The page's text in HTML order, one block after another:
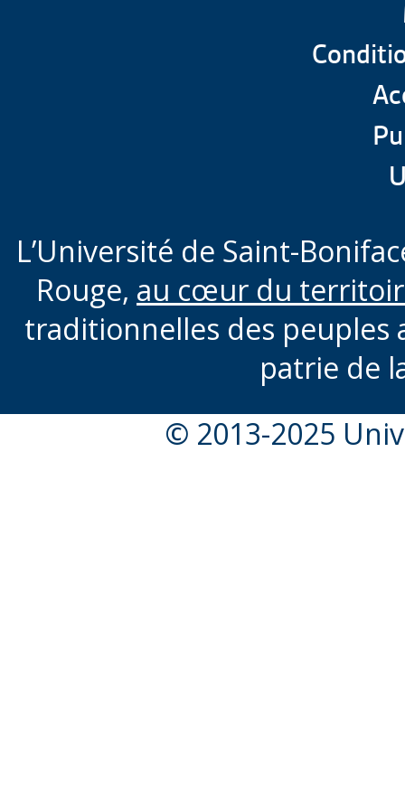
L’Université de Saint-
Rouge, au cœur du
traditionnelles des peuples
patrie de
© 2013-2025